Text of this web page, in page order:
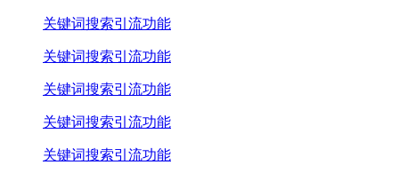
关键词搜索引流功能
关键词搜索引流功能
关键词搜索引流功能
关键词搜索引流功能
关键词搜索引流功能